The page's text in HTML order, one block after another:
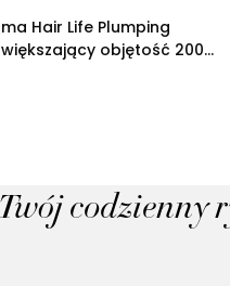
Hair Life Plumping
objętość 200
codzienny